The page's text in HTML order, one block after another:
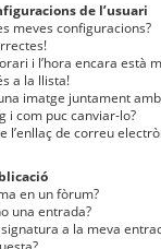
de l’usuari
meves configuracions?
i l’hora encara està
a la llista!
imatge juntament
i com puc canviar-lo?
l’enllaç de correu
en un fòrum?
una entrada?
a la meva